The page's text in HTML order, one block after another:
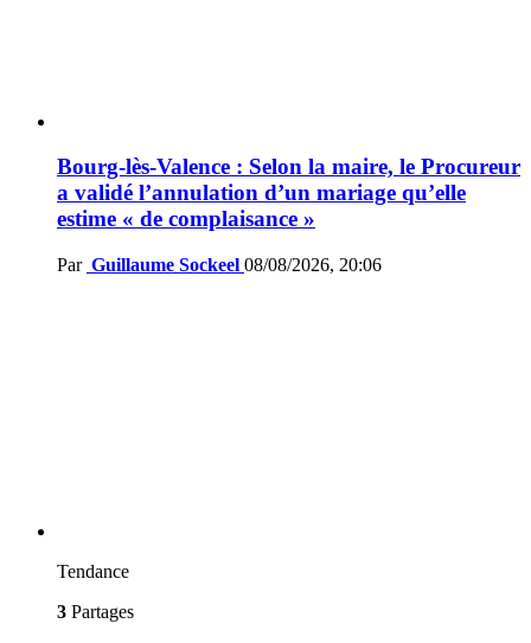
Bourg-lès-Valence : Selon la maire, le Procureur
a validé l’annulation d’un mariage qu’elle
estime « de complaisance »
Par Guillaume Sockeel 08/08/2026, 20:06
Tendance
3 Partages